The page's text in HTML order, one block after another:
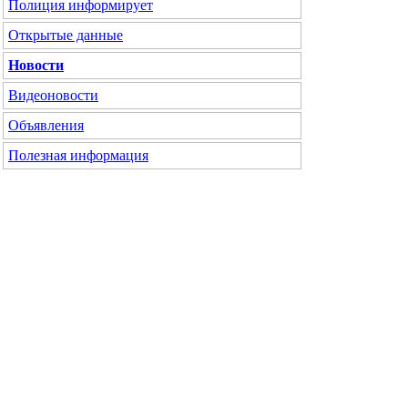
Полиция информирует
Открытые данные
Новости
Видеоновости
Объявления
Полезная информация